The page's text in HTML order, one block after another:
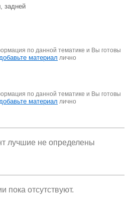
задней
по данной тематике и Вы готовы
материал лично
по данной тематике и Вы готовы
материал лично
лучшие не определены
пока отсутствуют.